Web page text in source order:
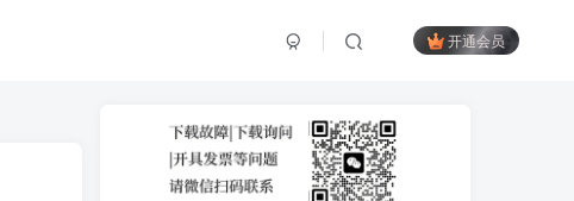
开通会员